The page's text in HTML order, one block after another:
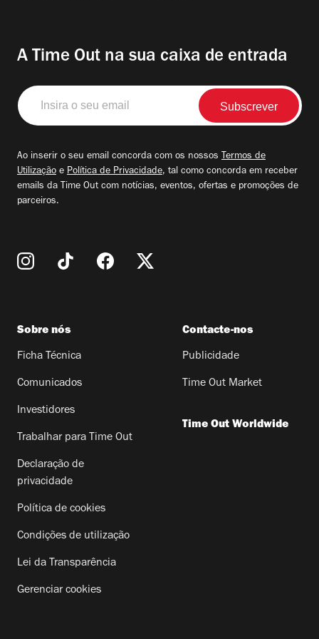
A Time Out na sua caixa de entrada
Insira
o
seu
Ao inserir o seu email concorda com os nossos Termos de
Utilização e Política de Privacidade, tal como concorda em receber
emails da Time Out com notícias, eventos, ofertas e promoções de
parceiros.
Sobre nós
Ficha Técnica
Comunicados
Investidores
Trabalhar para Time Out
Declaração de
privacidade
Política de cookies
Condições de utilização
Lei da Transparência
Gerenciar cookies
Contacte-nos
Publicidade
Time Out Market
Time Out Worldwide